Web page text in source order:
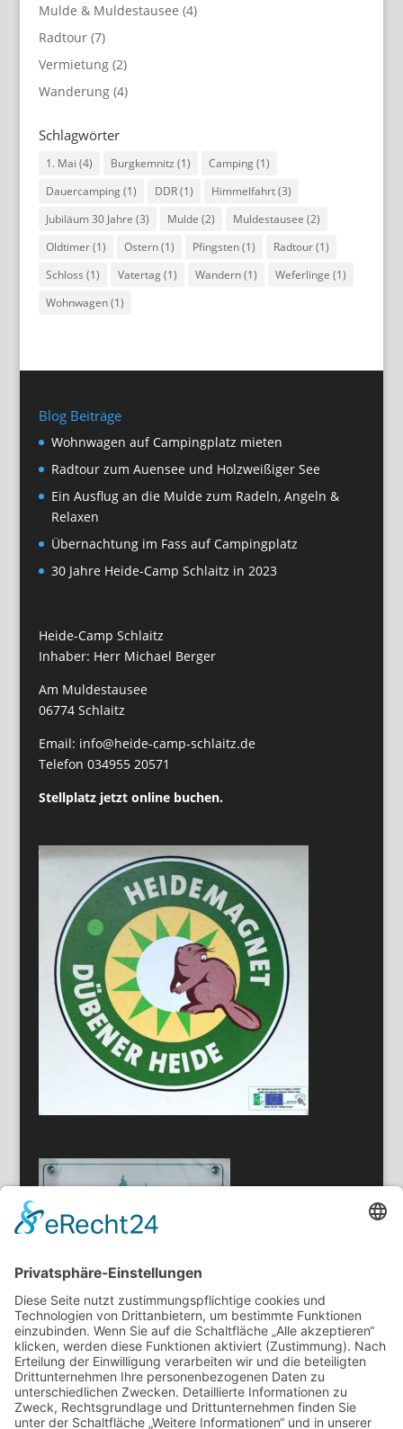
Mulde & Muldestausee (4)
Radtour(7)
Vermietung(2)
Wanderung(4)
Schlagwörter
1. Mai (4) Burgkemnitz (1) Camping(1)
Dauercamping(1) DDR(1) Himmelfahrt(3)
Jubiläum 30 Jahre (3) Mulde (2) Muldestausee (2)
Oldtimer(1) Ostern(1) Pfingsten(1) Radtour(1)
Schloss (1) Vatertag(1) Wandern(1) Weferlinge (1)
Wohnwagen(1)
Blog Beiträge
Wohnwagen auf Campingplatz mieten
Radtour zum Auensee und Holzweißiger See
Ein Ausflug an die Mulde zum Radeln, Angeln &
Relaxen
Übernachtung im Fass auf Campingplatz
30 Jahre Heide-Camp Schlaitz in 2023
Heide-Camp Schlaitz
Inhaber: Herr Michael Berger
Am Muldestausee
06774 Schlaitz
Email: info@heide-camp-schlaitz.de
Telefon 034955 20571
Stellplatz jetzt online buchen.